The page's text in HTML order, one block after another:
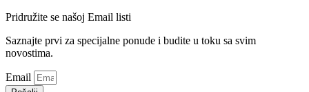
Pridružite se našoj Email listi
Saznajte prvi za specijalne ponude i budite u toku sa svim
novostima.
Email